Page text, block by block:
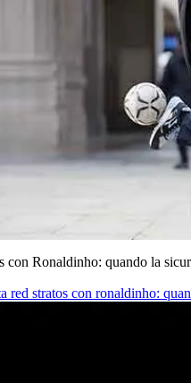
con Ronaldinho: quando la
red stratos con ronaldinho: